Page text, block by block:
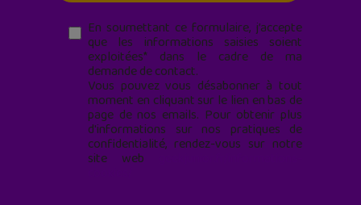
En soumettant ce formulaire, j’accepte
que les informations saisies soient
exploitées* dans le cadre de ma
demande de contact.
Vous pouvez vous désabonner à tout
moment en cliquant sur le lien en bas de
page de nos emails. Pour obtenir plus
d'informations sur nos pratiques de
confidentialité, rendez-vous sur notre
site web